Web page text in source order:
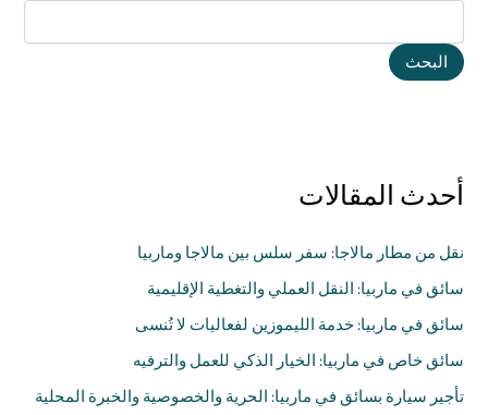
البحث
أحدث المقالات
نقل من مطار مالاجا: سفر سلس بين مالاجا وماربيا
سائق في ماربيا: النقل العملي والتغطية الإقليمية
سائق في ماربيا: خدمة الليموزين لفعاليات لا تُنسى
سائق خاص في ماربيا: الخيار الذكي للعمل والترفيه
تأجير سيارة بسائق في ماربيا: الحرية والخصوصية والخبرة المحلية